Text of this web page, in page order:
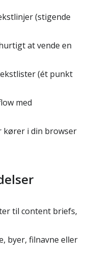
(stigende
at vende en
(ét punkt
med
i din browser
til content briefs,
byer, filnavne eller